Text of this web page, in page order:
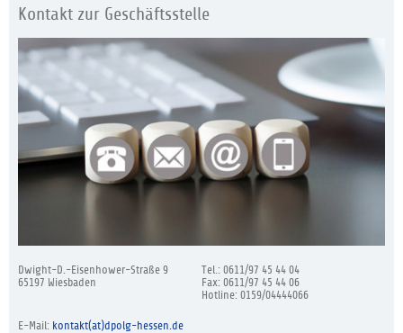
Kontakt zur Geschäftsstelle
Dwight-D.-Eisenhower-Straße 9
65197 Wiesbaden
Tel.: 0611/97 45 44 04
Fax: 0611/97 45 44 06
Hotline: 0159/04444066
E-Mail: kontakt(at)dpolg-hessen.de